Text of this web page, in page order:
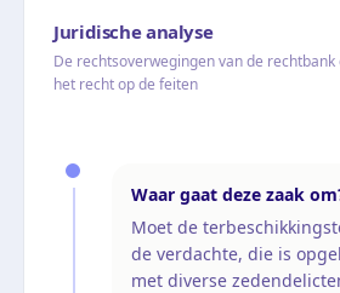
Juridische analyse
De rechtsoverwegingen van de
het recht op de feiten
Waar gaat deze zaak
Moet de
de verdachte, die is
met diverse